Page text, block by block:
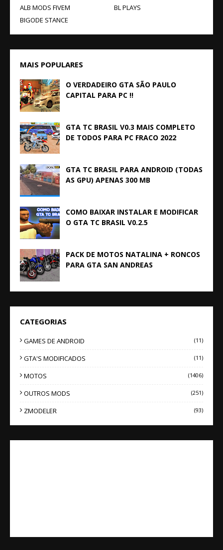
ALB MODS FIVEM
BL PLAYS
BIGODE STANCE
MAIS POPULARES
O VERDADEIRO GTA SÃO PAULO
CAPITAL PARA PC !!
GTA TC BRASIL V0.3 MAIS COMPLETO
DE TODOS PARA PC FRACO 2022
GTA TC BRASIL PARA ANDROID (TODAS
AS GPU) APENAS 300 MB
COMO BAIXAR INSTALAR E MODIFICAR
O GTA TC BRASIL V0.2.5
PACK DE MOTOS NATALINA + RONCOS
PARA GTA SAN ANDREAS
CATEGORIAS
GAMES DE ANDROID (11)
GTA'S MODIFICADOS (11)
MOTOS (1406)
OUTROS MODS (251)
ZMODELER (93)